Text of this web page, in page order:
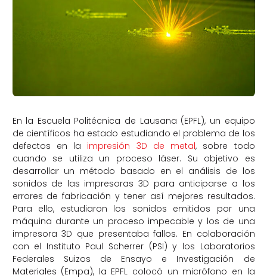
En la Escuela Politécnica de Lausana (EPFL), un equipo
de científicos ha estado estudiando el problema de los
defectos en la impresión 3D de metal, sobre todo
cuando se utiliza un proceso láser. Su objetivo es
desarrollar un método basado en el análisis de los
sonidos de las impresoras 3D para anticiparse a los
errores de fabricación y tener así mejores resultados.
Para ello, estudiaron los sonidos emitidos por una
máquina durante un proceso impecable y los de una
impresora 3D que presentaba fallos. En colaboración
con el Instituto Paul Scherrer (PSI) y los Laboratorios
Federales Suizos de Ensayo e Investigación de
Materiales (Empa), la EPFL colocó un micrófono en la